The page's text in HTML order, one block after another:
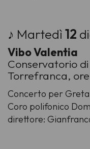
♪ Martedì12
Vibo Valentia
Conservatorio
Torrefranca,
Concerto per Greta
Coro polifonico
direttore: